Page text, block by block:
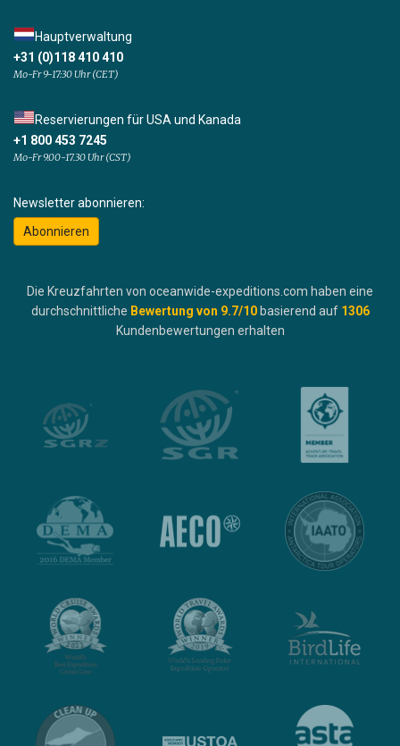
Hauptverwaltung
+31 (0)118 410 410
Mo-Fr 9-17:30 Uhr (CET)
Reservierungen für USA und Kanada
+1 800 453 7245
Mo-Fr 9.00-17.30 Uhr (CST)
Newsletter abonnieren:
Abonnieren
Die Kreuzfahrten von oceanwide-expeditions.com haben eine
durchschnittliche Bewertung von 9.7/10 basierend auf 1306
Kundenbewertungen erhalten